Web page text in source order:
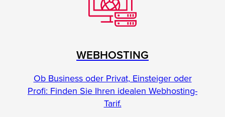
WEBHOSTING
Ob Business oder Privat, Einsteiger oder
Profi: Finden Sie Ihren idealen Webhosting-
Tarif.